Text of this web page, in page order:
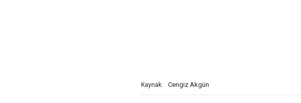
Kaynak: Cengiz Akgün